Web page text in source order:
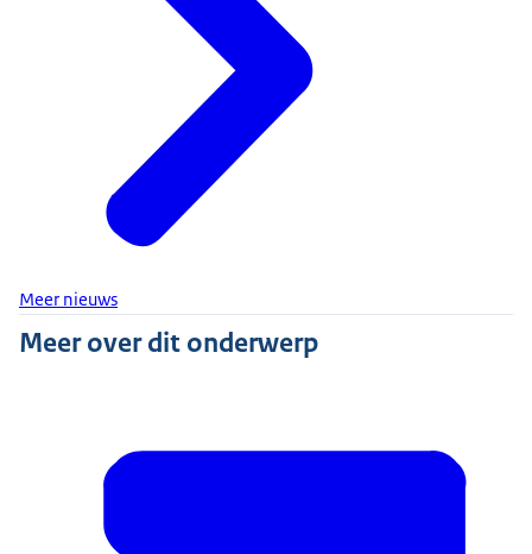
Meer nieuws
Meer over dit onderwerp